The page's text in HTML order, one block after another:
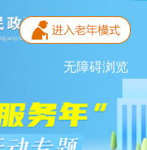
无障碍浏览